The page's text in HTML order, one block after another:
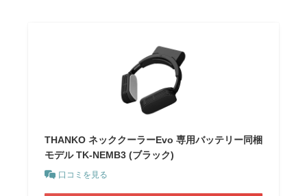
THANKO ネッククーラーEvo 専用バッテリー同梱
モデル TK-NEMB3 (ブラック)
口コミを見る